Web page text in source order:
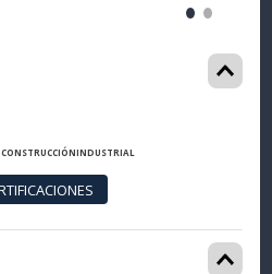
CONSTRUCCIÓNINDUSTRIAL